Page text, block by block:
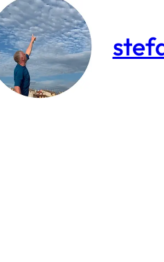
Zum
Inhalt
springen